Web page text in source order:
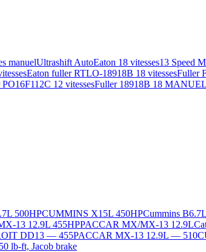
manuelUltrashift AutoEaton 18 vitesses13 Speed
Eaton fuller RTLO-18918B 18 vitessesFuller
12 vitessesFuller 18918B 18 MANUEL
500HPCUMMINS X15L 450HPCummins B6.7L
13 12.9L 455HPPACCAR MX/MX-13 12.9L
DD13 — 455PACCAR MX-13 12.9L — 510
lb-ft, Jacob brake